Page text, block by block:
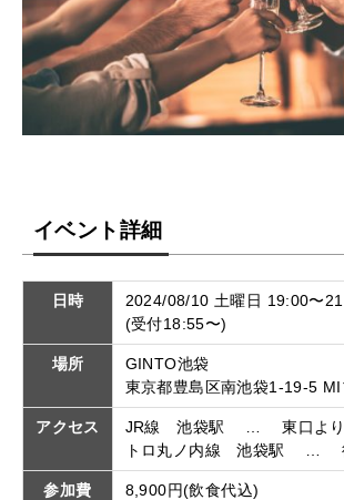
イベント詳細
日時
2024/08/10 土曜日 19:00〜
(受付18:55〜)
場所
GINTO池袋
東京都豊島区南池袋1-19-5
アクセス
JR線 池袋駅 … 東口より
トロ丸ノ内線 池袋駅 …
参加費
8,900円(飲食代込)